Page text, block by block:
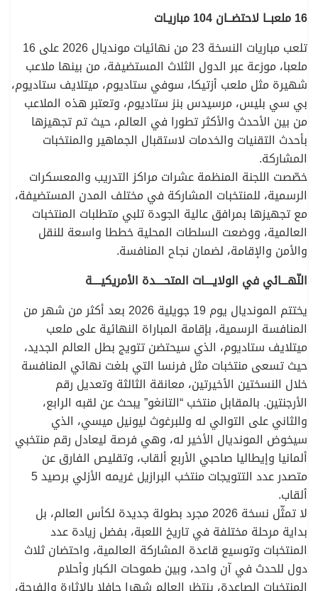
16 ملعبــا لاحتضــان 104 مباريـات
تلعب مباريات النسخة 23 من نهائيات مونديال 2026 على 16
ملعبا، موزعة عبر الدول الثلاث المستضيفة، من بينها ملاعب
شهيرة مثل ملعب أزتيكا، سوفي ستاديوم، ميتلايف ستاديوم،
بي سي بليس، مرسيدس بنز ستاديوم، وتعتبر هذه الملاعب
من بين الأحدث والأكثر تطورا في العالم، حيث تم تجهيزها
بأحدث التقنيات والخدمات لاستقبال الجماهير والمنتخبات
المشاركة.
خصّصت اللجنة المنظمة عشرات مراكز التدريب والمعسكرات
الرسمية، للمنتخبات المشاركة في مختلف المدن المستضيفة،
مع تجهيزها بمرافق عالية الجودة تلبي متطلبات المنتخبات
العالمية، ووضعت السلطات المحلية خططا واسعة للنقل
والأمن والإقامة، لضمان نجاح المنافسة.
النّهـــائي في الولايــــات المتحــــدة الأمريكيــــة
يختتم المونديال يوم 19 جويلية 2026 بعد أكثر من شهر من
المنافسة الرسمية، بإقامة المباراة النهائية على ملعب
ميتلايف ستاديوم، الذي سيحتضن تتويج بطل العالم الجديد،
حيث تسعى منتخبات مثل فرنسا التي بلغت نهائي المنافسة
خلال النسختين الأخيرتين، معانقة الثالثة وتعديل رقم
الأرجنتين. بالمقابل منتخب “التانغو” يبحث عن لقبه الرابع،
والثاني على التوالي له وللبرغوث ليونيل ميسي، الذي
سيخوض المونديال الأخير له، وهي فرصة ليعادل رقم منتخبي
ألمانيا وإيطاليا صاحبي الأربع ألقاب، وتقليص الفارق عن
متصدر عدد التتويجات منتخب البرازيل غريمه الأزلي برصيد 5
ألقاب.
لا تمثّل نسخة 2026 مجرد بطولة جديدة لكأس العالم، بل
بداية مرحلة مختلفة في تاريخ اللعبة، بفضل زيادة عدد
المنتخبات وتوسيع قاعدة المشاركة العالمية، واحتضان ثلاث
دول للحدث في آن واحد، وبين طموحات الكبار وأحلام